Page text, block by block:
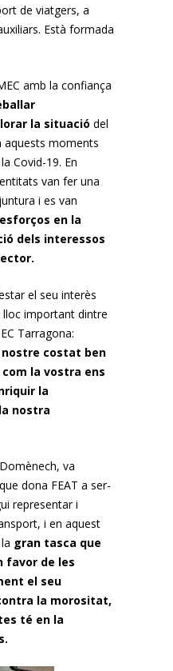
de viatgers, a
Està formada
amb la confiança
la situació del
aquests moments
Covid-19. En
van fer una
i es van
en la
dels interessos
el seu interès
lloc important dintre
Tarragona:
costat ben
la vostra ens
la
nostra
va
dona FEAT a ser-
representar i
i en aquest
gran tasca que
favor de les
el seu
la morositat,
té en la